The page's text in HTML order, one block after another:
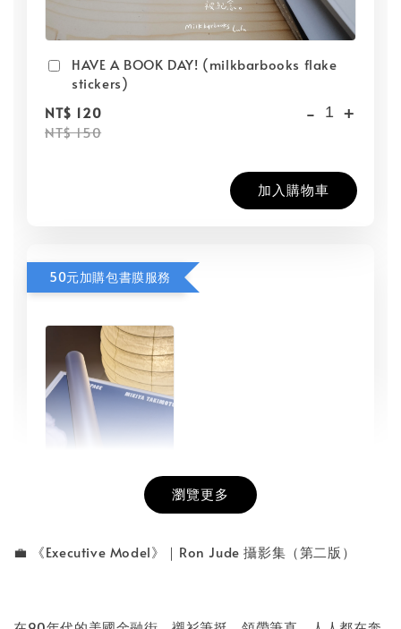
HAVE A BOOK DAY! (milkbarbooks flake
stickers)
NT$ 120
NT$ 150
- +
加入購物車
50元加購包書膜服務
NT$ 50
- +
瀏覽更多
💼 《Executive Model》｜Ron Jude 攝影集（第二版）